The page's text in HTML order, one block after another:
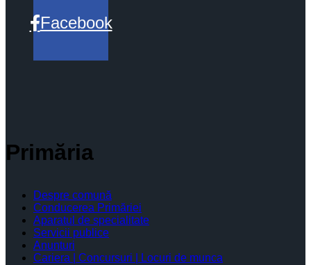
Facebook
Primăria
Despre comună
Conducerea Primăriei
Aparatul de specialitate
Servicii publice
Anunturi
Cariera | Concursuri | Locuri de munca